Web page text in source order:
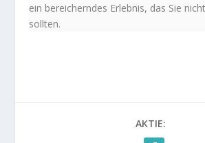
ein bereicherndes Erlebnis, das Sie
sollten.
AKTIE: